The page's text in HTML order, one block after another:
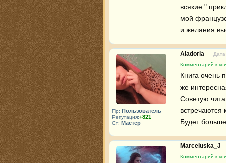
всякие "
мой
и желания
Пр: Пользователь
Репутация:+821
Ст: Мастер
Aladoria
Комментарий к
Книга очень
же
Советую
встречаются
Будет
Marceluska_J
Комментарий к